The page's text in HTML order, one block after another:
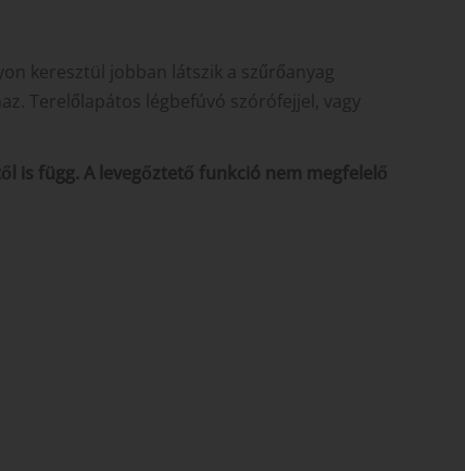
keresztül jobban látszik a szűrőanyag
Terelőlapátos légbefúvó szórófejjel, vagy
is függ. A levegőztető funkció nem megfelelő